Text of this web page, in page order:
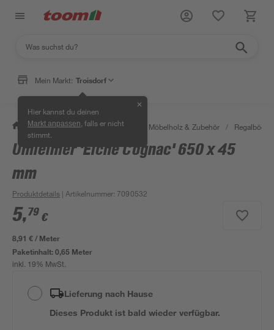
Mein Markt: Troisdorf
Hier kannst du deinen
Markt anpassen , falls er nicht
stimmt.
✕
/ Bauen & Renovieren / Holz Möbelholz & Zubehör / Regalböden
Umleimer 'Eiche Cognac' 650 x 45
mm
Produktdetails | Artikelnummer: 7090532
5,79 €
8,91 € / Meter
Paketinhalt:0,65 Meter
inkl. 19% MwSt.
Lieferung nach Hause
Dieses Produkt ist bald wieder verfügbar.